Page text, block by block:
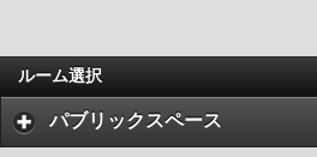
ルーム選択
パブリックスペース